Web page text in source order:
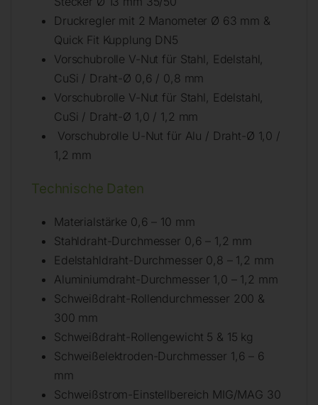
Druckregler mit 2 Manometer Ø 63 mm &
Quick Fit Kupplung DN5
Vorschubrolle V-Nut für Stahl, Edelstahl,
CuSi / Draht-Ø 0,6 / 0,8 mm
Vorschubrolle V-Nut für Stahl, Edelstahl,
CuSi / Draht-Ø 1,0 / 1,2 mm
Vorschubrolle U-Nut für Alu / Draht-Ø 1,0 /
1,2 mm
Technische Daten
Materialstärke 0,6 – 10 mm
Stahldraht-Durchmesser 0,6 – 1,2 mm
Edelstahldraht-Durchmesser 0,8 – 1,2 mm
Aluminiumdraht-Durchmesser 1,0 – 1,2 mm
Schweißdraht-Rollendurchmesser 200 &
300 mm
Schweißdraht-Rollengewicht 5 & 15 kg
Schweißelektroden-Durchmesser 1,6 – 6
mm
Schweißstrom-Einstellbereich MIG/MAG 30